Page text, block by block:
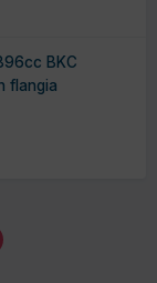
BKC
flangia